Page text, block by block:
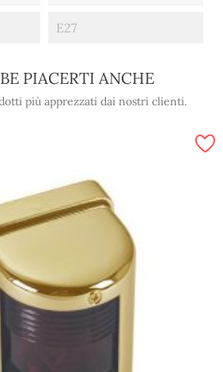
E27
PIACERTI ANCHE
più apprezzati dai nostri clienti.